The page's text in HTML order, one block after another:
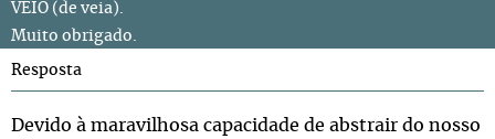
VEIO (de veia).
Muito obrigado.
Resposta
Devido à maravilhosa capacidade de abstrair do nosso